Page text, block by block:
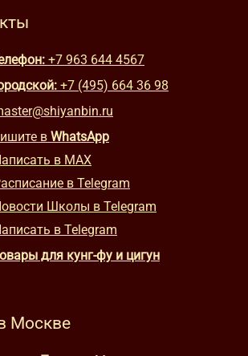
+7 963 644 4567
+7 (495) 664 36 98
в WhatsApp
в MAX
в Telegram
Школы в Telegram
в Telegram
для кунг-фу и цигун
Москве